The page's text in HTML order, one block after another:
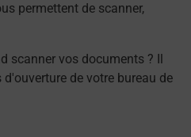
permettent de scanner,
scanner vos documents ? Il
de votre bureau de